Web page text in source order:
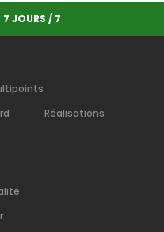
JOURS / 7
Réalisations